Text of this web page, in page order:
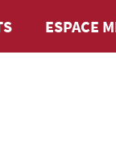
ESPACE